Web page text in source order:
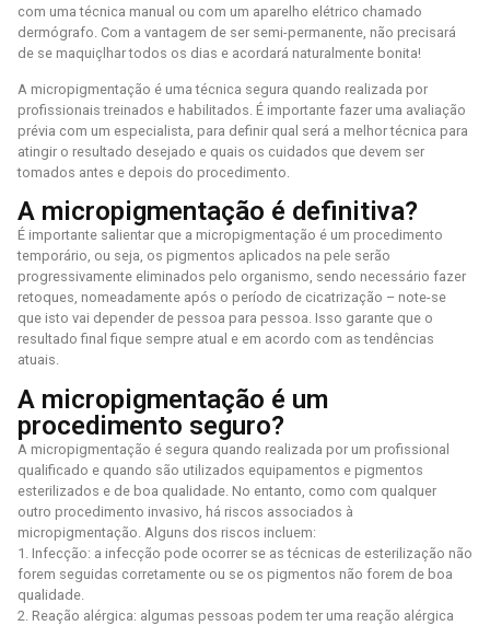
com uma técnica manual ou com um aparelho elétrico chamado
dermógrafo. Com a vantagem de ser semi-permanente, não precisará
de se maquiçlhar todos os dias e acordará naturalmente bonita!
A micropigmentação é uma técnica segura quando realizada por
profissionais treinados e habilitados. É importante fazer uma avaliação
prévia com um especialista, para definir qual será a melhor técnica para
atingir o resultado desejado e quais os cuidados que devem ser
tomados antes e depois do procedimento.
A micropigmentação é definitiva?
É importante salientar que a micropigmentação é um procedimento
temporário, ou seja, os pigmentos aplicados na pele serão
progressivamente eliminados pelo organismo, sendo necessário fazer
retoques, nomeadamente após o período de cicatrização – note-se
que isto vai depender de pessoa para pessoa. Isso garante que o
resultado final fique sempre atual e em acordo com as tendências
atuais.
A micropigmentação é um
procedimento seguro?
A micropigmentação é segura quando realizada por um profissional
qualificado e quando são utilizados equipamentos e pigmentos
esterilizados e de boa qualidade. No entanto, como com qualquer
outro procedimento invasivo, há riscos associados à
micropigmentação. Alguns dos riscos incluem:
1. Infecção: a infecção pode ocorrer se as técnicas de esterilização não
forem seguidas corretamente ou se os pigmentos não forem de boa
qualidade.
2. Reação alérgica: algumas pessoas podem ter uma reação alérgica